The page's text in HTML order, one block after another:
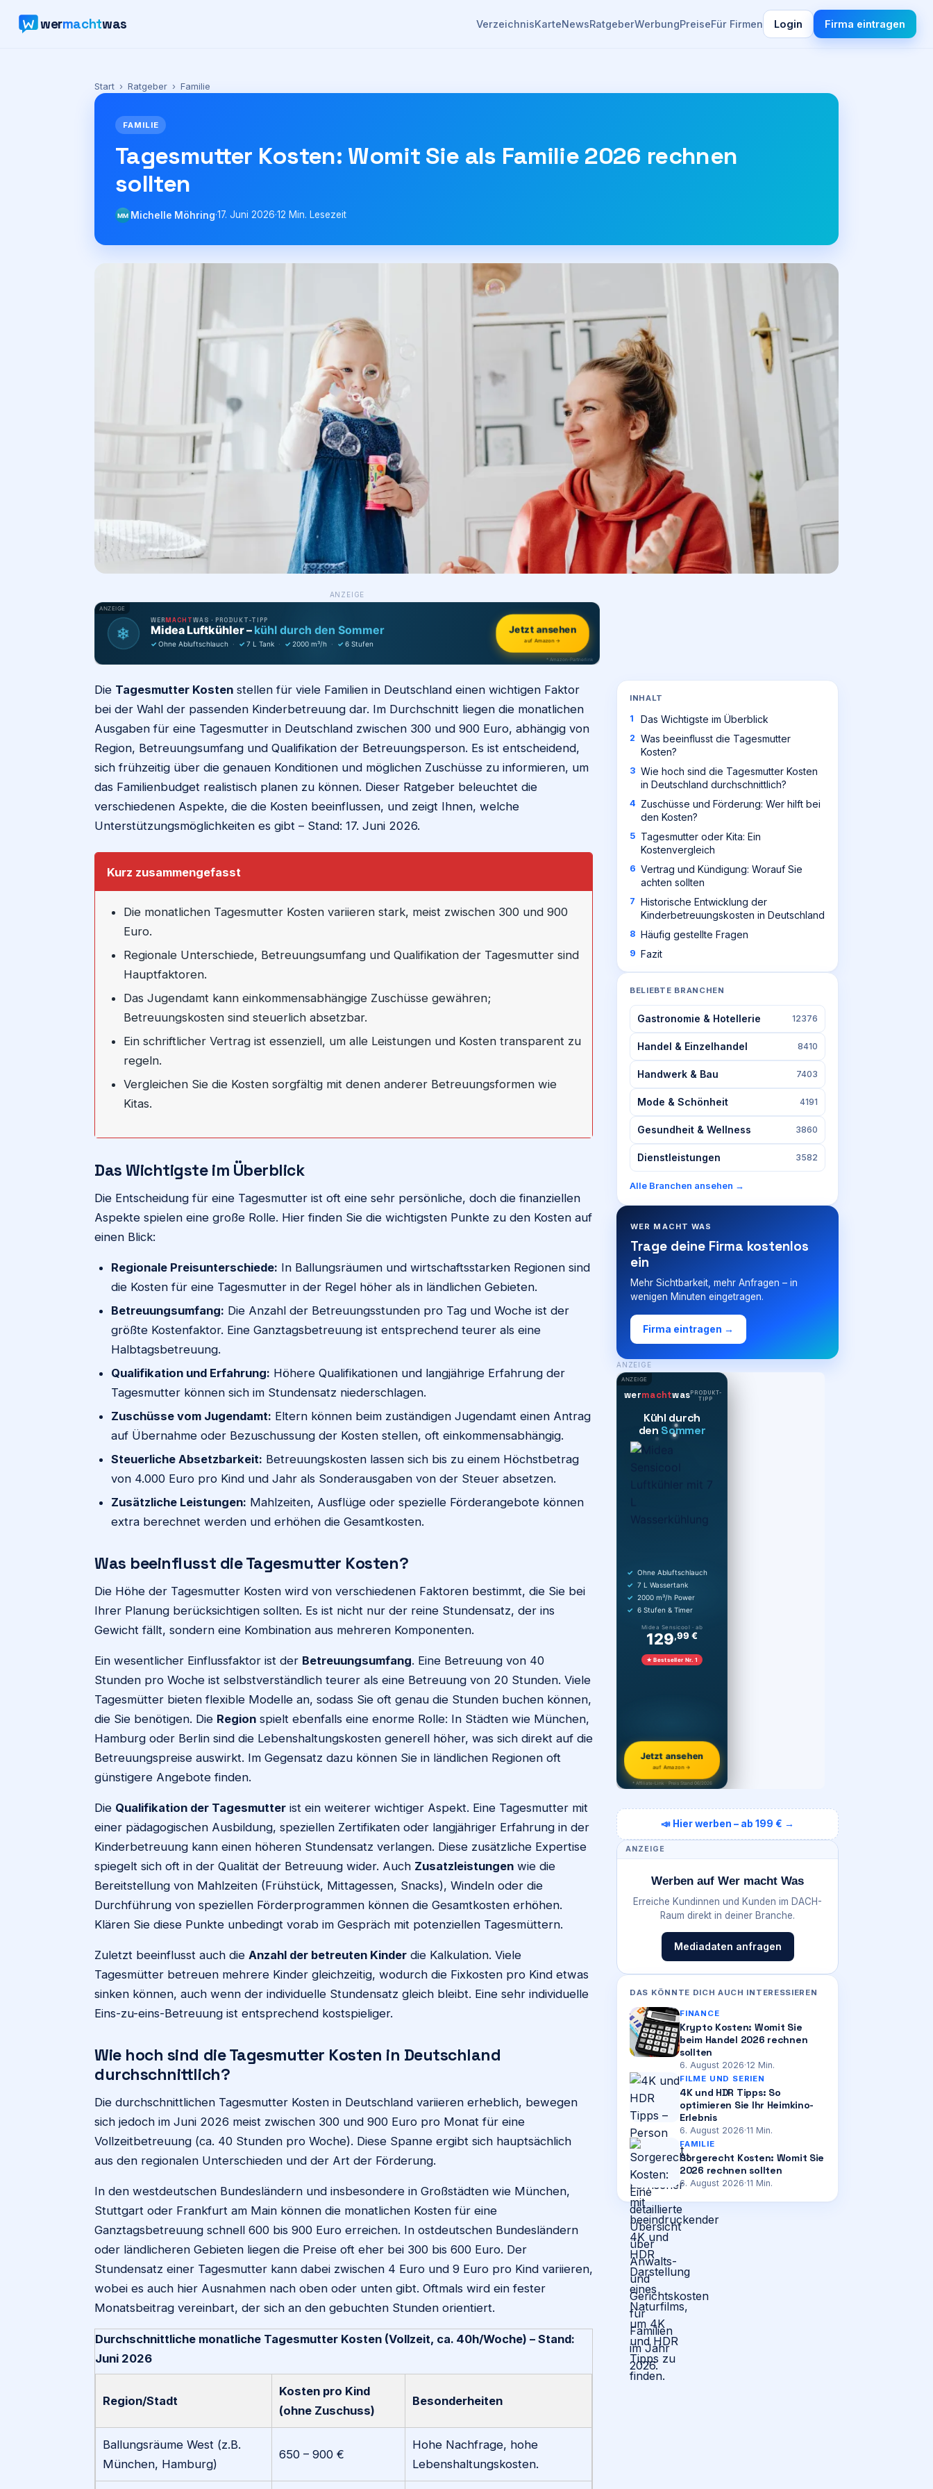
wermachtwas VerzeichnisKarteNewsRatgeberWerbungPreiseFür Firmen Login Firma eintragen
Start › Ratgeber › Familie
FAMILIE
Tagesmutter Kosten: Womit Sie als Familie 2026 rechnen
sollten
MM Michelle Möhring·17. Juni 2026·12 Min. Lesezeit
ANZEIGE
ANZEIGE
❄
WERMACHTWAS · PRODUKT-TIPP
Midea Luftkühler – kühl durch den Sommer
✓ Ohne Abluftschlauch · ✓ 7 L Tank · ✓ 2000 m³/h · ✓ 6 Stufen
Jetzt ansehen
auf Amazon →
* Amazon-Partnerlink
Die Tagesmutter Kosten stellen für viele Familien in Deutschland einen wichtigen Faktor
bei der Wahl der passenden Kinderbetreuung dar. Im Durchschnitt liegen die monatlichen
Ausgaben für eine Tagesmutter in Deutschland zwischen 300 und 900 Euro, abhängig von
Region, Betreuungsumfang und Qualifikation der Betreuungsperson. Es ist entscheidend,
sich frühzeitig über die genauen Konditionen und möglichen Zuschüsse zu informieren, um
das Familienbudget realistisch planen zu können. Dieser Ratgeber beleuchtet die
verschiedenen Aspekte, die die Kosten beeinflussen, und zeigt Ihnen, welche
Unterstützungsmöglichkeiten es gibt – Stand: 17. Juni 2026.
Kurz zusammengefasst
Die monatlichen Tagesmutter Kosten variieren stark, meist zwischen 300 und 900
Euro.
Regionale Unterschiede, Betreuungsumfang und Qualifikation der Tagesmutter sind
Hauptfaktoren.
Das Jugendamt kann einkommensabhängige Zuschüsse gewähren;
Betreuungskosten sind steuerlich absetzbar.
Ein schriftlicher Vertrag ist essenziell, um alle Leistungen und Kosten transparent zu
regeln.
Vergleichen Sie die Kosten sorgfältig mit denen anderer Betreuungsformen wie
Kitas.
Das Wichtigste im Überblick
Die Entscheidung für eine Tagesmutter ist oft eine sehr persönliche, doch die finanziellen
Aspekte spielen eine große Rolle. Hier finden Sie die wichtigsten Punkte zu den Kosten auf
einen Blick:
Regionale Preisunterschiede: In Ballungsräumen und wirtschaftsstarken Regionen sind
die Kosten für eine Tagesmutter in der Regel höher als in ländlichen Gebieten.
Betreuungsumfang: Die Anzahl der Betreuungsstunden pro Tag und Woche ist der
größte Kostenfaktor. Eine Ganztagsbetreuung ist entsprechend teurer als eine
Halbtagsbetreuung.
Qualifikation und Erfahrung: Höhere Qualifikationen und langjährige Erfahrung der
Tagesmutter können sich im Stundensatz niederschlagen.
Zuschüsse vom Jugendamt: Eltern können beim zuständigen Jugendamt einen Antrag
auf Übernahme oder Bezuschussung der Kosten stellen, oft einkommensabhängig.
Steuerliche Absetzbarkeit: Betreuungskosten lassen sich bis zu einem Höchstbetrag
von 4.000 Euro pro Kind und Jahr als Sonderausgaben von der Steuer absetzen.
Zusätzliche Leistungen: Mahlzeiten, Ausflüge oder spezielle Förderangebote können
extra berechnet werden und erhöhen die Gesamtkosten.
Was beeinflusst die Tagesmutter Kosten?
Die Höhe der Tagesmutter Kosten wird von verschiedenen Faktoren bestimmt, die Sie bei
Ihrer Planung berücksichtigen sollten. Es ist nicht nur der reine Stundensatz, der ins
Gewicht fällt, sondern eine Kombination aus mehreren Komponenten.
Ein wesentlicher Einflussfaktor ist der Betreuungsumfang. Eine Betreuung von 40
Stunden pro Woche ist selbstverständlich teurer als eine Betreuung von 20 Stunden. Viele
Tagesmütter bieten flexible Modelle an, sodass Sie oft genau die Stunden buchen können,
die Sie benötigen. Die Region spielt ebenfalls eine enorme Rolle: In Städten wie München,
Hamburg oder Berlin sind die Lebenshaltungskosten generell höher, was sich direkt auf die
Betreuungspreise auswirkt. Im Gegensatz dazu können Sie in ländlichen Regionen oft
günstigere Angebote finden.
Die Qualifikation der Tagesmutter ist ein weiterer wichtiger Aspekt. Eine Tagesmutter mit
einer pädagogischen Ausbildung, speziellen Zertifikaten oder langjähriger Erfahrung in der
Kinderbetreuung kann einen höheren Stundensatz verlangen. Diese zusätzliche Expertise
spiegelt sich oft in der Qualität der Betreuung wider. Auch Zusatzleistungen wie die
Bereitstellung von Mahlzeiten (Frühstück, Mittagessen, Snacks), Windeln oder die
Durchführung von speziellen Förderprogrammen können die Gesamtkosten erhöhen.
Klären Sie diese Punkte unbedingt vorab im Gespräch mit potenziellen Tagesmüttern.
Zuletzt beeinflusst auch die Anzahl der betreuten Kinder die Kalkulation. Viele
Tagesmütter betreuen mehrere Kinder gleichzeitig, wodurch die Fixkosten pro Kind etwas
sinken können, auch wenn der individuelle Stundensatz gleich bleibt. Eine sehr individuelle
Eins-zu-eins-Betreuung ist entsprechend kostspieliger.
Wie hoch sind die Tagesmutter Kosten in Deutschland
durchschnittlich?
Die durchschnittlichen Tagesmutter Kosten in Deutschland variieren erheblich, bewegen
sich jedoch im Juni 2026 meist zwischen 300 und 900 Euro pro Monat für eine
Vollzeitbetreuung (ca. 40 Stunden pro Woche). Diese Spanne ergibt sich hauptsächlich
aus den regionalen Unterschieden und der Art der Förderung.
In den westdeutschen Bundesländern und insbesondere in Großstädten wie München,
Stuttgart oder Frankfurt am Main können die monatlichen Kosten für eine
Ganztagsbetreuung schnell 600 bis 900 Euro erreichen. In ostdeutschen Bundesländern
oder ländlicheren Gebieten liegen die Preise oft eher bei 300 bis 600 Euro. Der
Stundensatz einer Tagesmutter kann dabei zwischen 4 Euro und 9 Euro pro Kind variieren,
wobei es auch hier Ausnahmen nach oben oder unten gibt. Oftmals wird ein fester
Monatsbeitrag vereinbart, der sich an den gebuchten Stunden orientiert.
Durchschnittliche monatliche Tagesmutter Kosten (Vollzeit, ca. 40h/Woche) – Stand:
Juni 2026
Region/Stadt
Kosten pro Kind
(ohne Zuschuss)
Besonderheiten
Ballungsräume West (z.B.
München, Hamburg)
650 – 900 €
Hohe Nachfrage, hohe
Lebenshaltungskosten.
INHALT
Das Wichtigste im Überblick
Was beeinflusst die Tagesmutter
Kosten?
Wie hoch sind die Tagesmutter Kosten
in Deutschland durchschnittlich?
Zuschüsse und Förderung: Wer hilft bei
den Kosten?
Tagesmutter oder Kita: Ein
Kostenvergleich
Vertrag und Kündigung: Worauf Sie
achten sollten
Historische Entwicklung der
Kinderbetreuungskosten in Deutschland
Häufig gestellte Fragen
Fazit
BELIEBTE BRANCHEN
Gastronomie & Hotellerie 12376
Handel & Einzelhandel 8410
Handwerk & Bau 7403
Mode & Schönheit 4191
Gesundheit & Wellness 3860
Dienstleistungen 3582
Alle Branchen ansehen →
WER MACHT WAS
Trage deine Firma kostenlos
ein
Mehr Sichtbarkeit, mehr Anfragen – in
wenigen Minuten eingetragen.
Firma eintragen →
ANZEIGE
ANZEIGE
wermachtwasPRODUKT-
TIPP
Kühl durch
den Sommer
Ohne Abluftschlauch
7 L Wassertank
2000 m³/h Power
6 Stufen & Timer
Midea Sensicool · ab
129,99 €
★ Bestseller Nr. 1
Jetzt ansehen
auf Amazon →
* Affiliate-Link · Preis Stand 06/2026
📣 Hier werben – ab 199 € →
ANZEIGE
Werben auf Wer macht Was
Erreiche Kundinnen und Kunden im DACH-
Raum direkt in deiner Branche.
Mediadaten anfragen
DAS KÖNNTE DICH AUCH INTERESSIEREN
FINANCE
Krypto Kosten: Womit Sie
beim Handel 2026 rechnen
sollten
6. August 2026·12 Min.
FILME UND SERIEN
4K und HDR Tipps: So
optimieren Sie Ihr Heimkino-
Erlebnis
6. August 2026·11 Min.
FAMILIE
Sorgerecht Kosten: Womit Sie
2026 rechnen sollten
6. August 2026·11 Min.